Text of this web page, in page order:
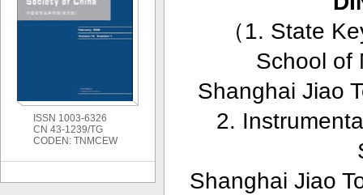
（1. State
School of
Shanghai Jiao
2.
Shanghai Jiao
ISSN 1003-6326
CN 43-1239/TG
CODEN: TNMCEW